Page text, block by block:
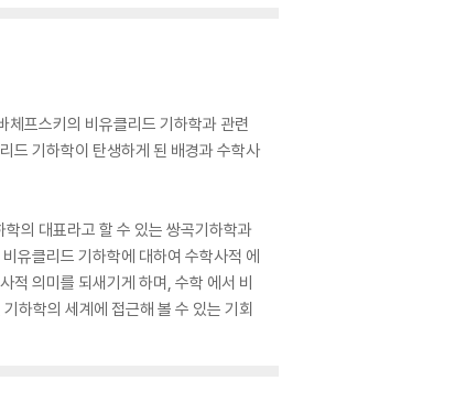
프스키의 비유클리드 기하학과 관련
드 기하학이 탄생하게 된 배경과 수학사
의 대표라고 할 수 있는 쌍곡기하학과
유클리드 기하학에 대하여 수학사적 에
적 의미를 되새기게 하며, 수학 에서 비
하학의 세계에 접근해 볼 수 있는 기회